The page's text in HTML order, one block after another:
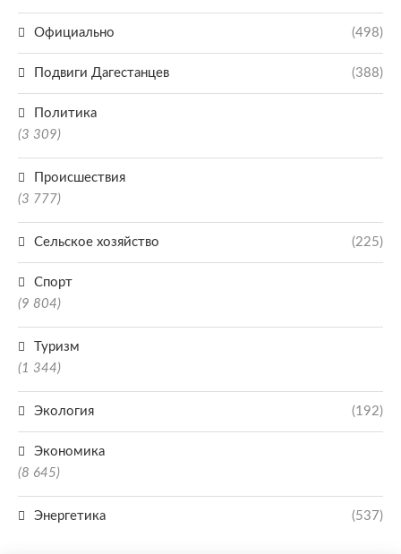
Официально (498)
Подвиги Дагестанцев (388)
Политика
(3 309)
Происшествия
(3 777)
Сельское хозяйство (225)
Спорт
(9 804)
Туризм
(1 344)
Экология (192)
Экономика
(8 645)
Энергетика (537)